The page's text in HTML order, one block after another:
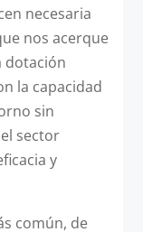
necesaria
nos acerque
dotación
la capacidad
sin
sector
y
común, de